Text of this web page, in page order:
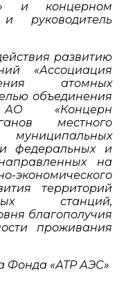
и концерном
руководитель
развитию
«Ассоциация
атомных
объединения
«Концерн
местного
федеральных и
на
экономического
территорий
станций,
благополучия
проживания
Фонда «АТР АЭС»